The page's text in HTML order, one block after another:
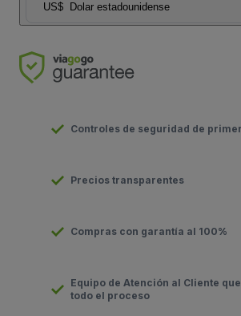
US$ Dolar estadounidense
Controles de seguridad de
Precios transparentes
Compras con garantía al 100%
Equipo de Atención al Cliente
todo el proceso